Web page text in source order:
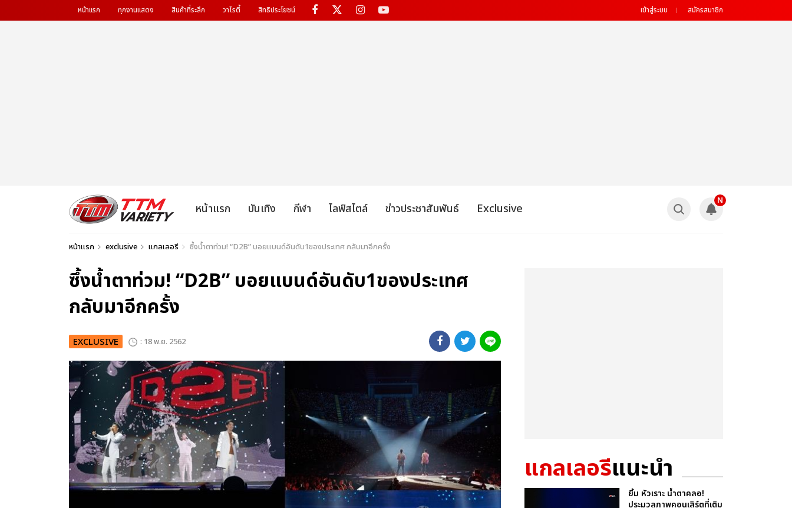
หน้าแรก ทุกงานแสดง สินค้าที่ระลึก วาไรตี้ สิทธิประโยชน์ เข้าสู่ระบบ สมัครสมาชิก
หน้าแรก บันเทิง กีฬา ไลฟ์สไตล์ ข่าวประชาสัมพันธ์ Exclusive
N
หน้าแรก exclusive แกลเลอรี ซึ้งน้ำตาท่วม! “D2B” บอยแบนด์อันดับ1ของประเทศ กลับมาอีกครั้ง
ซึ้งน้ำตาท่วม! “D2B” บอยแบนด์อันดับ1ของประเทศ
กลับมาอีกครั้ง
EXCLUSIVE : 18 พ.ย. 2562
แกลเลอรีแนะนำ
ยิ้ม หัวเราะ น้ำตาคลอ!
ประมวลภาพคอนเสิร์ตที่เติม